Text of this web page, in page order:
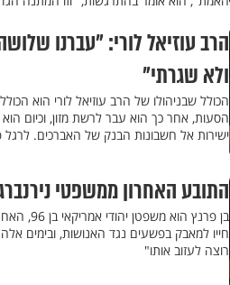
הרב עוזיאל לורי: "עברנו
ולא שגרתי"
הכולל שבניהולו של הרב עוזיאל לורי הוא
הסעות, אחר כך הוא עבר לרשת מזון, וכיום
ישירות אל חשבונות הבנק של האברכים. לרגל
התובע האחרון ממשפטי
בן פרנץ
חייו למאבק בפשעים נגד האנושות, ובימים
רוצה לעזוב אותו"